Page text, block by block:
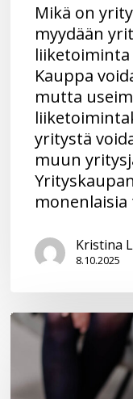
Mikä on
myydään
liiketoiminta
Kauppa
mutta
yritystä
muun
Kristina
8.10.2025
Yt-
muuttui
–